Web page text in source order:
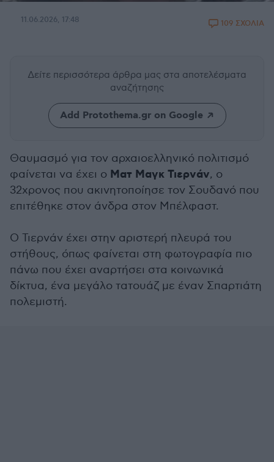
11.06.2026, 17:48 109 ΣΧΟΛΙΑ
Δείτε περισσότερα άρθρα μας στα αποτελέσματα
αναζήτησης
Add Protothema.gr on Google
Θαυμασμό για τον αρχαιοελληνικό πολιτισμό
φαίνεται να έχει ο Ματ Μαγκ Τιερνάν, ο
32χρονος που ακινητοποίησε τον Σουδανό που
επιτέθηκε στον άνδρα στον Μπέλφαστ.
Ο Τιερνάν έχει στην αριστερή πλευρά του
στήθους, όπως φαίνεται στη φωτογραφία πιο
πάνω που έχει αναρτήσει στα κοινωνικά
δίκτυα, ένα μεγάλο τατουάζ με έναν Σπαρτιάτη
πολεμιστή.